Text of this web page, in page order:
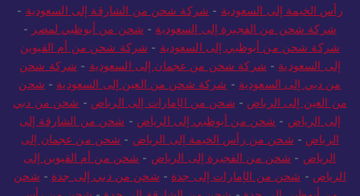
رأس الخيمة إلى السعودية - شركة شحن من الشارقة إلى السعودية -
شركة شحن من الفجيرة إلى السعودية - شحن من أبوظبي لمصر -
شركة شحن من أبوظبي إلى السعودية - شركة شحن من أم القيوين
إلى السعودية - شركة شحن من عجمان إلى السعودية - شركة شحن
من دبي إلى السعودية - شركة شحن من العين إلى السعودية - شحن
من العين إلى الرياض - شحن من الإمارات إلى الرياض - شحن من دبي
إلى الرياض - شحن من أبوظبي إلى الرياض - شحن من الشارقة إلى
الرياض - شحن من رأس الخيمة إلى الرياض - شحن من عجمان إلى
الرياض - شحن من الفجيرة إلى الرياض - شحن من أم القيوين إلى
الرياض - شحن من الإمارات إلى جدة - شحن من دبي إلى جدة - شحن